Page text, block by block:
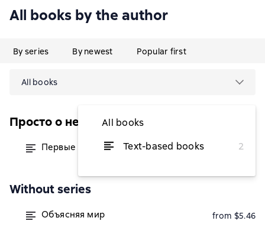
All books by the author
By series By newest Popular first
All books
All books
Text-based books
2
Просто о необычном и сложном
Первые три минуты from $5.46
Without series
Объясняя мир from $5.46